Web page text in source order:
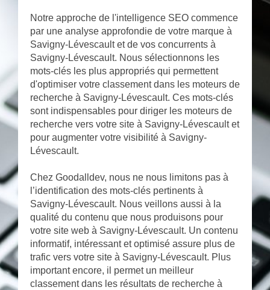
Notre approche de l'intelligence SEO commence
par une analyse approfondie de votre marque à
Savigny-Lévescault et de vos concurrents à
Savigny-Lévescault. Nous sélectionnons les
mots-clés les plus appropriés qui permettent
d'optimiser votre classement dans les moteurs de
recherche à Savigny-Lévescault. Ces mots-clés
sont indispensables pour diriger les moteurs de
recherche vers votre site à Savigny-Lévescault et
pour augmenter votre visibilité à Savigny-
Lévescault.
Chez Goodalldev, nous ne nous limitons pas à
l’identification des mots-clés pertinents à
Savigny-Lévescault. Nous veillons aussi à la
qualité du contenu que nous produisons pour
votre site web à Savigny-Lévescault. Un contenu
informatif, intéressant et optimisé assure plus de
trafic vers votre site à Savigny-Lévescault. Plus
important encore, il permet un meilleur
classement dans les résultats de recherche à